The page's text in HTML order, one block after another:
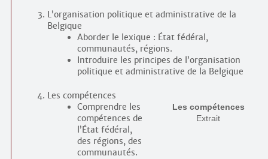
L’organisation politique et administrative de la
Belgique
Aborder le lexique : État fédéral,
communautés, régions.
Introduire les principes de l’organisation
politique et administrative de la Belgique
Les compétences
Les compétences
Extrait
Comprendre les
compétences de
l’État fédéral,
des régions, des
communautés.